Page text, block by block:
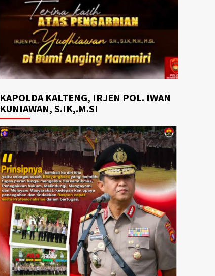
KAPOLDA KALTENG, IRJEN POL. IWAN
KUNIAWAN, S.IK,.M.SI